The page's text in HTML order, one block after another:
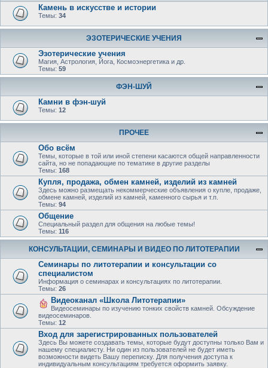
Камень в искусстве и истории
Темы: 34
ЭЗОТЕРИЧЕСКИЕ УЧЕНИЯ
Эзотерические учения
Магия, Астрология, Йога, Космоэнергетика и др.
Темы: 59
ФЭН-ШУЙ
Камни в фэн-шуй
Темы: 12
ПРОЧЕЕ
Обо всём
Темы, которые в той или иной степени касаются общей направленности
сайта, но не попадающие по тематике в другие разделы
Темы: 168
Купля, продажа, обмен камней, изделий из камней
Здесь можно размещать некоммерческие объявления о купле, продаже,
обмене камней, изделий из камней, каменного сырья и т.п.
Темы: 94
Общение
Специальный раздел для общения на любые темы!
Темы: 116
КОНСУЛЬТАЦИИ, СЕМИНАРЫ И ВИДЕО ПО ЛИТОТЕРАПИИ
Семинары по литотерапии и консультации со
специалистом
Информация о семинарах и консультациях по литотерапии.
Темы: 26
Видеоканал «Школа Литотерапии»
Видеосеминары по изучению тонких свойств камней. Обсуждение
видеосеминаров.
Темы: 12
Вход для зарегистрированных пользователей
Здесь Вы можете создавать темы, которые будут доступны только Вам и
нашему специалисту. Ни один из пользователей не будет иметь
возможности видеть Вашу переписку. Для получения доступа к
индивидуальным консультациям требуется оформить заявку.